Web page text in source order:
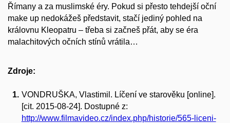
Římany a za muslimské éry. Pokud si přesto tehdejší oční
make up nedokážeš představit, stačí jediný pohled na
královnu Kleopatru – třeba si začneš přát, aby se éra
malachitových očních stínů vrátila…
Zdroje:
VONDRUŠKA, Vlastimil. Líčení ve starověku [online].
[cit. 2015-08-24]. Dostupné z:
http://www.filmavideo.cz/index.php/historie/565-liceni-